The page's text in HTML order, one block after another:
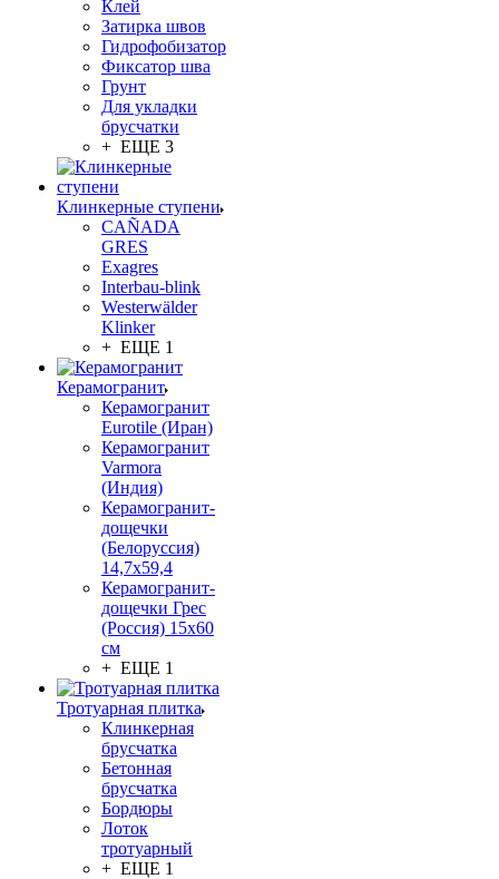
Клей
Затирка швов
Гидрофобизатор
Фиксатор шва
Грунт
Для укладки
брусчатки
+ ЕЩЕ 3
Клинкерные ступени
CAÑADA
GRES
Exagres
Interbau-blink
Westerwälder
Klinker
+ ЕЩЕ 1
Керамогранит
Керамогранит
Eurotile (Иран)
Керамогранит
Varmora
(Индия)
Керамогранит-
дощечки
(Белоруссия)
14,7x59,4
Керамогранит-
дощечки Грес
(Россия) 15х60
см
+ ЕЩЕ 1
Тротуарная плитка
Клинкерная
брусчатка
Бетонная
брусчатка
Бордюры
Лоток
тротуарный
+ ЕЩЕ 1